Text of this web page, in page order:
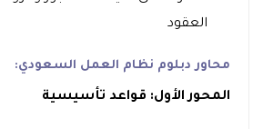
العقود
محاور دبلوم نظام العمل السعودي:
المحور الأول: قواعد تأسيسية